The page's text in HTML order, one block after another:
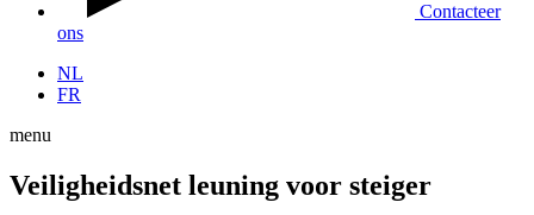
Contacteer
ons
NL
FR
menu
Veiligheidsnet leuning voor steiger